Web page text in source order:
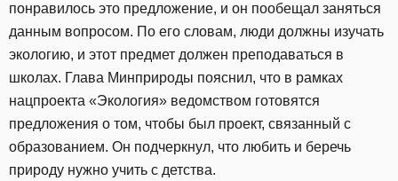
понравилось это предложение, и он пообещал заняться
данным вопросом. По его словам, люди должны изучать
экологию, и этот предмет должен преподаваться в
школах. Глава Минприроды пояснил, что в рамках
нацпроекта «Экология» ведомством готовятся
предложения о том, чтобы был проект, связанный с
образованием. Он подчеркнул, что любить и беречь
природу нужно учить с детства.